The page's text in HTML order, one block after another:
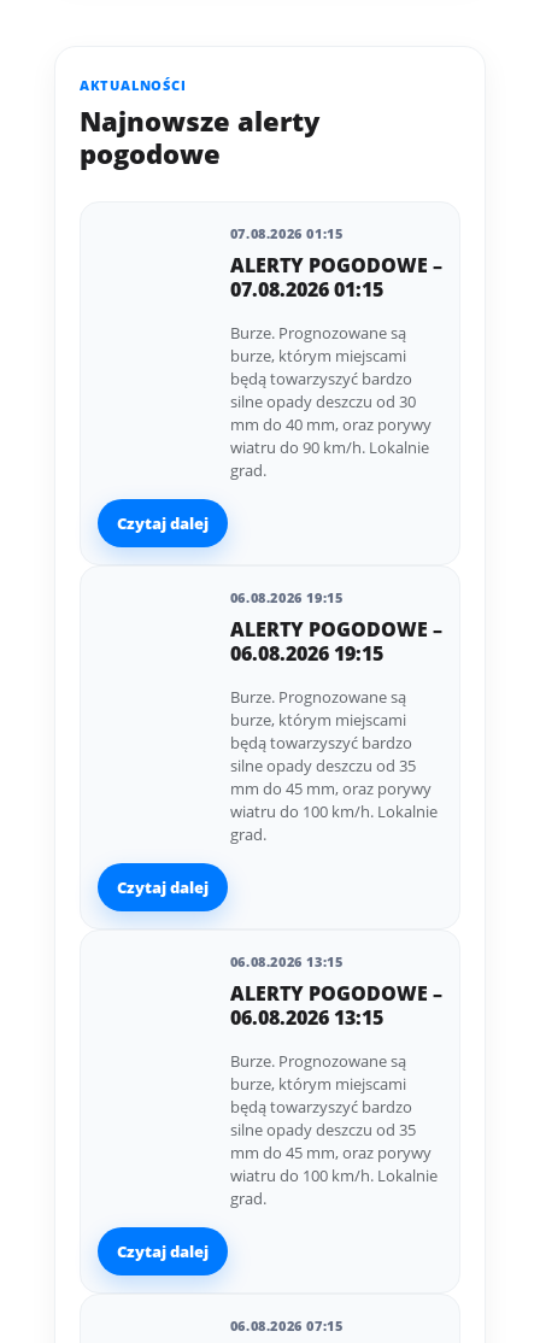
AKTUALNOŚCI
Najnowsze alerty
pogodowe
07.08.2026 01:15
ALERTY POGODOWE –
07.08.2026 01:15
Burze. Prognozowane są
burze, którym miejscami
będą towarzyszyć bardzo
silne opady deszczu od 30
mm do 40 mm, oraz porywy
wiatru do 90 km/h. Lokalnie
grad.
Czytaj dalej
06.08.2026 19:15
ALERTY POGODOWE –
06.08.2026 19:15
Burze. Prognozowane są
burze, którym miejscami
będą towarzyszyć bardzo
silne opady deszczu od 35
mm do 45 mm, oraz porywy
wiatru do 100 km/h. Lokalnie
grad.
Czytaj dalej
06.08.2026 13:15
ALERTY POGODOWE –
06.08.2026 13:15
Burze. Prognozowane są
burze, którym miejscami
będą towarzyszyć bardzo
silne opady deszczu od 35
mm do 45 mm, oraz porywy
wiatru do 100 km/h. Lokalnie
grad.
Czytaj dalej
06.08.2026 07:15